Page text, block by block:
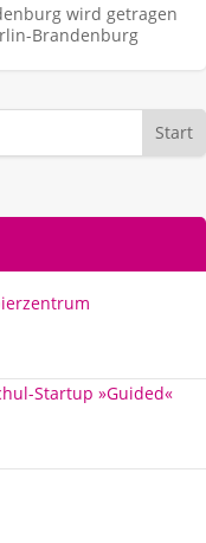
wird getragen
Brandenburg
Start
Startup »Guided«